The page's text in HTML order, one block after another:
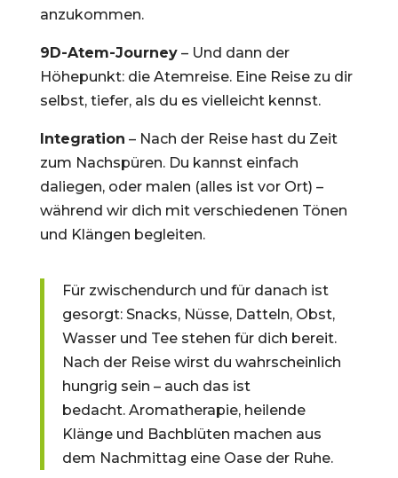
anzukommen.
9D-Atem-Journey– Und dann der
Höhepunkt: die Atemreise. Eine Reise zu dir
selbst, tiefer, als du es vielleicht kennst.
Integration – Nach der Reise hast du Zeit
zum Nachspüren. Du kannst einfach
daliegen, oder malen (alles ist vor Ort) –
während wir dich mit verschiedenen Tönen
und Klängen begleiten.
Für zwischendurch und für danach ist
gesorgt: Snacks, Nüsse, Datteln, Obst,
Wasser und Tee stehen für dich bereit.
Nach der Reise wirst du wahrscheinlich
hungrig sein – auch das ist
bedacht. Aromatherapie, heilende
Klänge und Bachblüten machen aus
dem Nachmittag eine Oase der Ruhe.